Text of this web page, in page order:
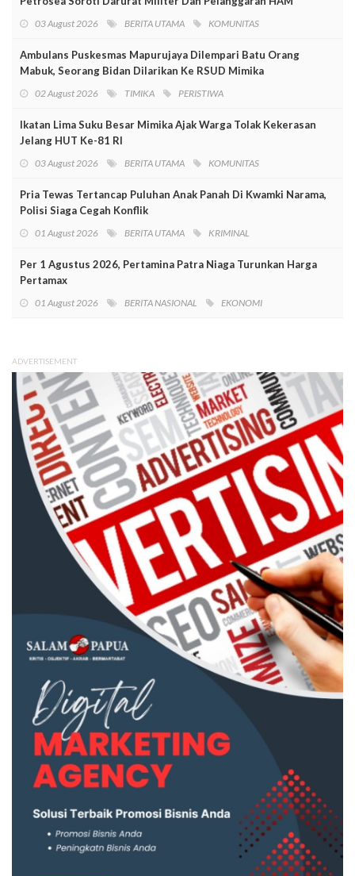
03 August 2026 BERITA UTAMA KOMUNITAS
Ambulans Puskesmas Mapurujaya Dilempari Batu Orang
Mabuk, Seorang Bidan Dilarikan Ke RSUD Mimika
02 August 2026 TIMIKA PERISTIWA
Ikatan Lima Suku Besar Mimika Ajak Warga Tolak Kekerasan
Jelang HUT Ke-81 RI
03 August 2026 BERITA UTAMA KOMUNITAS
Pria Tewas Tertancap Puluhan Anak Panah Di Kwamki Narama,
Polisi Siaga Cegah Konflik
01 August 2026 BERITA UTAMA KRIMINAL
Per 1 Agustus 2026, Pertamina Patra Niaga Turunkan Harga
Pertamax
01 August 2026 BERITA NASIONAL EKONOMI
ADVERTISEMENT